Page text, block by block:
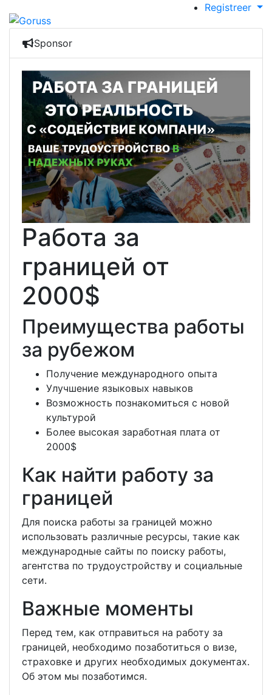
Registreer
Sponsor
Работа за
границей от
2000$
Преимущества работы
за рубежом
Получение международного опыта
Улучшение языковых навыков
Возможность познакомиться с новой
культурой
Более высокая заработная плата от
2000$
Как найти работу за
границей
Для поиска работы за границей можно
использовать различные ресурсы, такие как
международные сайты по поиску работы,
агентства по трудоустройству и социальные
сети.
Важные моменты
Перед тем, как отправиться на работу за
границей, необходимо позаботиться о визе,
страховке и других необходимых документах.
Об этом мы позаботимся.